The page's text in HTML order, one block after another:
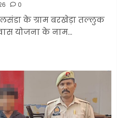
0
के ग्राम बरखेड़ा तल्लुक
योजना के नाम...